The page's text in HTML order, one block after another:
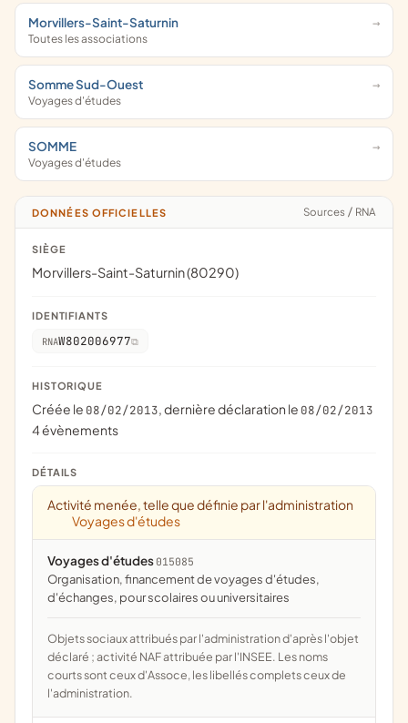
Morvillers-Saint-Saturnin
Toutes les associations
Somme Sud-Ouest
Voyages d'études
SOMME
Voyages d'études
DONNÉES OFFICIELLES Sources / RNA
SIÈGE
Morvillers-Saint-Saturnin (80290)
IDENTIFIANTS
RNAW802006977
HISTORIQUE
Créée le 08/02/2013, dernière déclaration le 08/02/2013
4 évènements
DÉTAILS
Activité menée, telle que définie par l'administration
Voyages d'études
Voyages d'études 015085
organisation, financement de voyages d'études,
d'échanges, pour scolaires ou universitaires
Objets sociaux attribués par l'administration d'après l'objet
déclaré ; activité NAF attribuée par l'INSEE. Les noms
courts sont ceux d'Assoce, les libellés complets ceux de
l'administration.